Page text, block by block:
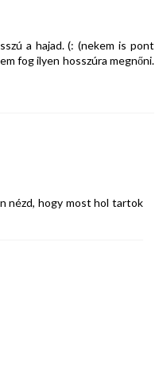
a hajad. (: (nekem is pont
fog ilyen hosszúra megnőni.
nézd, hogy most hol tartok